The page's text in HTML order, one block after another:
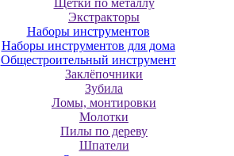
Щетки по металлу
Экcтpaктopы
Наборы инструментов
Наборы инструментов для дома
Общестроительный инструмент
Заклёпочники
Зубила
Ломы, монтировки
Молотки
Пилы по дереву
Шпатели